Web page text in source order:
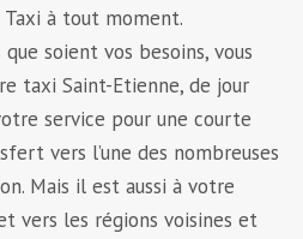
à tout moment.
soient vos besoins, vous
taxi Saint-Etienne, de jour
service pour une courte
vers l’une des nombreuses
Mais il est aussi à votre
vers les régions voisines et